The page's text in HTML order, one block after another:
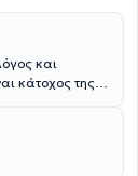
κάτοχος της
(εξάχνωση